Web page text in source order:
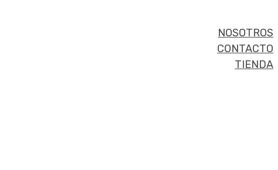
NOSOTROS
CONTACTO
TIENDA